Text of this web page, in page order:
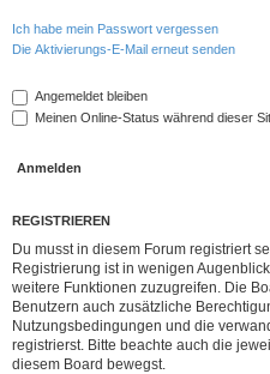
Ich habe mein Passwort vergessen
Die Aktivierungs-E-Mail erneut senden
Angemeldet bleiben
Meinen Online-Status während dieser
REGISTRIEREN
Du musst in diesem Forum registriert
Registrierung ist in wenigen
weitere Funktionen zuzugreifen. Die
Benutzern auch zusätzliche
Nutzungsbedingungen und die
registrierst. Bitte beachte auch die
diesem Board bewegst.